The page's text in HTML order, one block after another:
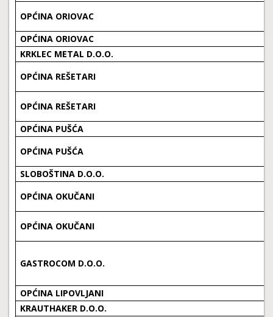
OPĆINA ORIOVAC
OPĆINA ORIOVAC
KRKLEC METAL D.O.O.
OPĆINA REŠETARI
OPĆINA REŠETARI
OPĆINA PUŠĆA
OPĆINA PUŠĆA
SLOBOŠTINA D.O.O.
OPĆINA OKUČANI
OPĆINA OKUČANI
GASTROCOM D.O.O.
OPĆINA LIPOVLJANI
KRAUTHAKER D.O.O.